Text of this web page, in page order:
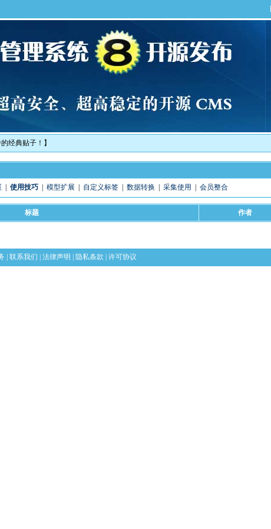
典贴子！】
使用技巧| 模型扩展 自定义标签| 数据转换 采集使用 会员整合
标题 作者
联系我们 法律声明 隐私条款 许可协议